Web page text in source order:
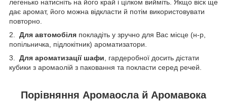
легенько натисніть на його край і цілком вийміть. Якщо віск ще
дає аромат, його можна відкласти й потім використовувати
повторно.
2.
Для автомобіля покладіть у зручно для Вас місце (н-р,
попільничка, підлокітник) ароматизатори.
3.
Для ароматизації шафи , гардеробної досить дістати
кубики з аромаолій з паковання та покласти серед речей.
Порівняння Аромаосла й Аромавока